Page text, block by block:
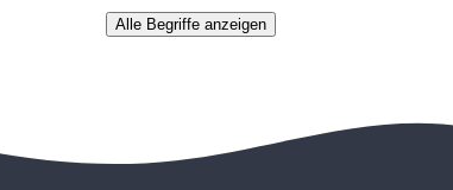
Alle Begriffe anzeigen